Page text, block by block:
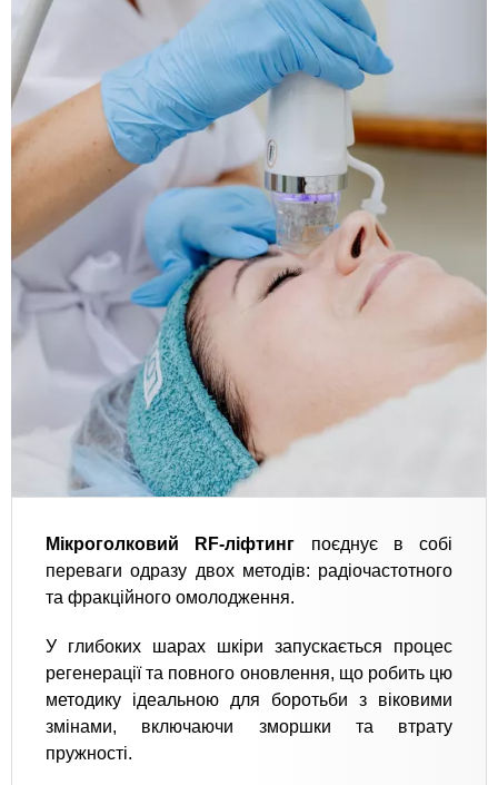
Мікроголковий RF-ліфтинг поєднує в собі
переваги одразу двох методів: радіочастотного
та фракційного омолодження.
У глибоких шарах шкіри запускається процес
регенерації та повного оновлення, що робить цю
методику ідеальною для боротьби з віковими
змінами, включаючи зморшки та втрату
пружності.